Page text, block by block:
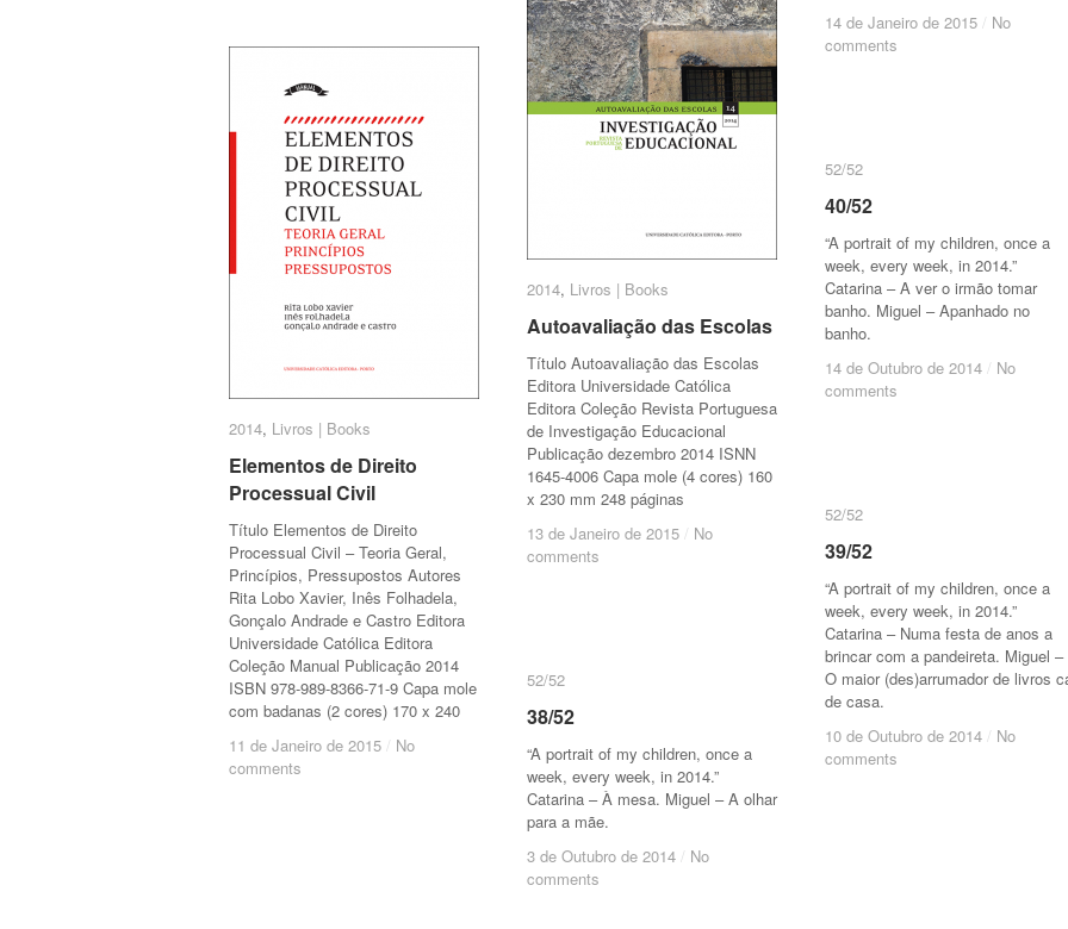
14 de Janeiro de 2015 / No
comments
14 de Janeiro de 2015 / No
comments
2014, Livros | Books
Autoavaliação das Escolas
Título Autoavaliação das Escolas
Editora Universidade Católica
Editora Coleção Revista Portuguesa
de Investigação Educacional
Publicação dezembro 2014 ISNN
1645-4006 Capa mole (4 cores) 160
x 230 mm 248 páginas
13 de Janeiro de 2015 / No
comments
2014 Livros | Books
Autoavaliação das Escolas
13 de Janeiro de 2015 / No
comments
2014, Livros | Books
Elementos de Direito
Processual Civil
Título Elementos de Direito
Processual Civil – Teoria Geral,
Princípios, Pressupostos Autores
Rita Lobo Xavier, Inês Folhadela,
Gonçalo Andrade e Castro Editora
Universidade Católica Editora
Coleção Manual Publicação 2014
ISBN 978-989-8366-71-9 Capa mole
com badanas (2 cores) 170 x 240
11 de Janeiro de 2015 / No
comments
2014 Livros | Books
Elementos de Direito
Processual Civil
11 de Janeiro de 2015 / No
comments
52/52
40/52
“A portrait of my children, once a
week, every week, in 2014.”
Catarina – A ver o irmão tomar
banho. Miguel – Apanhado no
banho.
14 de Outubro de 2014 / No
comments
52/52
40/52
14 de Outubro de 2014 / No
comments
52/52
39/52
“A portrait of my children, once a
week, every week, in 2014.”
Catarina – Numa festa de anos a
brincar com a pandeireta. Miguel –
O maior (des)arrumador de livros
de casa.
10 de Outubro de 2014 / No
comments
52/52
39/52
10 de Outubro de 2014 / No
comments
52/52
38/52
“A portrait of my children, once a
week, every week, in 2014.”
Catarina – À mesa. Miguel – A olhar
para a mãe.
3 de Outubro de 2014 / No
comments
52/52
38/52
3 de Outubro de 2014 / No
comments